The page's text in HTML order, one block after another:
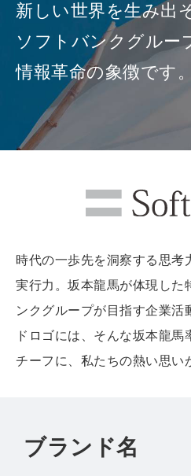
新しい世界を生み出
ソフトバンクグルー
情報革命の象徴です。
時代の一歩先を洞察する思考
実行力。坂本龍馬が体現した
ンクグループが目指す企業活
ドロゴには、そんな坂本龍
チーフに、私たちの熱い思い
ブランド名